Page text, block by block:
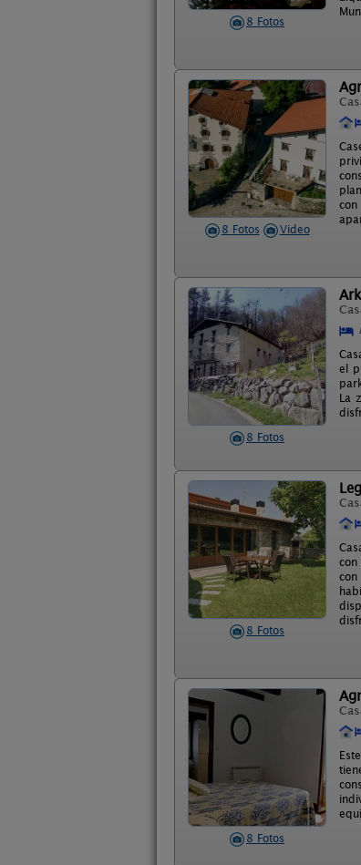
8 Fotos
8 Fotos Video
8 Fotos
el
La
8 Fotos
con
8 Fotos